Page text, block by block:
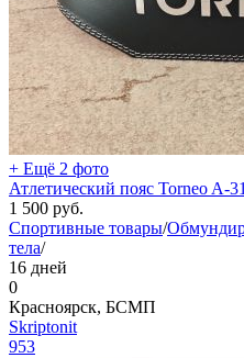
+ Ещё 2 фото
Атлетический пояс Torneo A-
1 500 руб.
Спортивные товары/
тела/
16 дней
0
Красноярск, БСМП
Skriptonit
953